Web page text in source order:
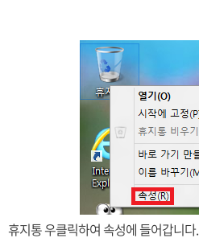
휴지통 우클릭하여 속성에 들어갑니다.